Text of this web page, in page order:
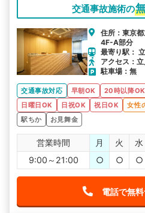
交通事故施術の
住所：東京
4F-A部分
最寄り駅：
アクセス：
駐車場：無
交通事故対応 早朝OK 20時以降OK
日曜日OK
日祝OK 祝日OK 女性
駅ちか
お見舞金
営業時間 月 火 水
9:00～21:00
○ ○ ○
電話で無